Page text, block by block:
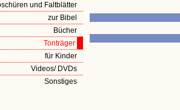
und Faltblätter
zur Bibel
Bücher
Tonträger
für Kinder
Videos/ DVDs
Sonstiges